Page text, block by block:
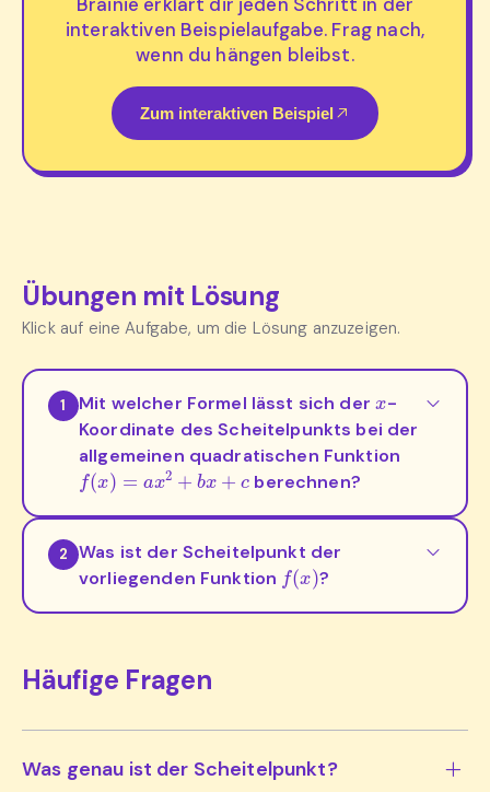
interaktiven Beispielaufgabe. Frag nach,
wenn du hängen bleibst.
Zum interaktiven Beispiel
Übungen mit Lösung
Klick auf eine Aufgabe, um die Lösung anzuzeigen.
1 Mit welcher Formel lässt sich der -
Koordinate des Scheitelpunkts bei der
allgemeinen quadratischen Funktion
f(x)=ax2+bx+c berechnen?
2
Was ist der Scheitelpunkt der
vorliegenden Funktion f(x )?
Häufige Fragen
Was genau ist der Scheitelpunkt?